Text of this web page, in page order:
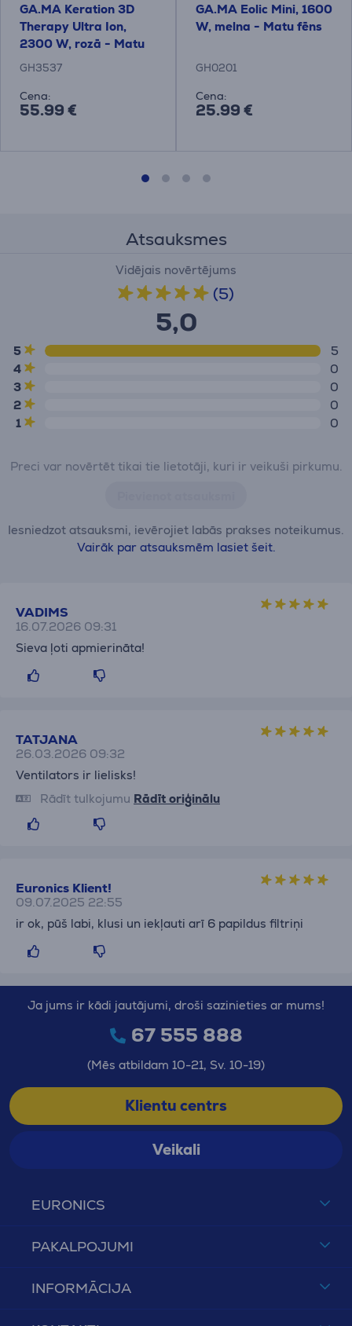
GA.MA Keration 3D
Therapy Ultra Ion,
2300 W, rozā - Matu
fēns
GH3537
Cena:
55.99 €
GA.MA Eolic Mini, 1600
W, melna - Matu fēns
GH0201
Cena:
25.99 €
Atsauksmes
Vidējais novērtējums
(5)
5,0
5
5
4
0
3
0
2
0
1
0
Preci var novērtēt tikai tie lietotāji, kuri ir veikuši pirkumu.
Iesniedzot atsauksmi, ievērojiet labās prakses noteikumus.
Vairāk par atsauksmēm lasiet šeit.
VADIMS
16.07.2026 09:31
Sieva ļoti apmierināta!
TATJANA
26.03.2026 09:32
Ventilators ir lielisks!
Rādīt tulkojumu Rādīt oriģinālu
Euronics Klient!
09.07.2025 22:55
ir ok, pūš labi, klusi un iekļauti arī 6 papildus filtriņi
EURONICS
PAKALPOJUMI
INFORMĀCIJA
Ja jums ir kādi jautājumi, droši sazinieties ar mums!
67 555 888
(Mēs atbildam 10-21, Sv. 10-19)
Klientu centrs
Veikali